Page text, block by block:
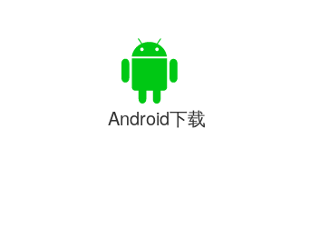
Android下载